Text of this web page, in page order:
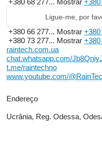
+380 68 277... Mostrar +380
Ligue-me, por
+380 66 277... Mostrar +380
+380 73 277... Mostrar +380
raintech.com.ua
chat.whatsapp.com/
t.me/raintechno
www.youtube.com/@RainTec
Endereço
Ucrânia, Reg. Odessa,